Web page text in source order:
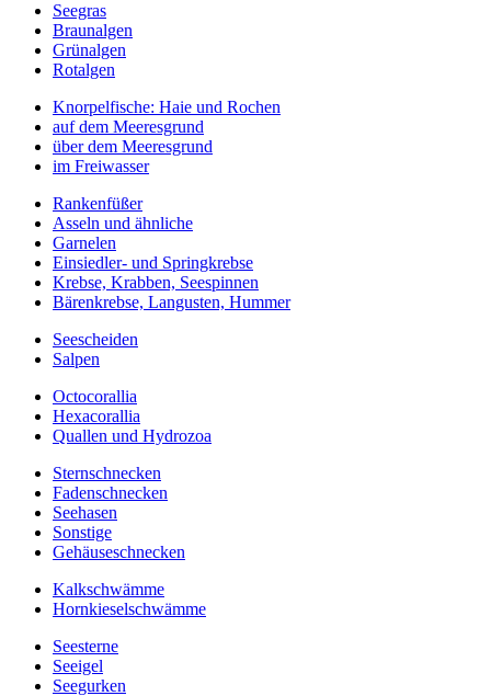
Seegras
Braunalgen
Grünalgen
Rotalgen
Knorpelfische: Haie und Rochen
auf dem Meeresgrund
über dem Meeresgrund
im Freiwasser
Rankenfüßer
Asseln und ähnliche
Garnelen
Einsiedler- und Springkrebse
Krebse, Krabben, Seespinnen
Bärenkrebse, Langusten, Hummer
Seescheiden
Salpen
Octocorallia
Hexacorallia
Quallen und Hydrozoa
Sternschnecken
Fadenschnecken
Seehasen
Sonstige
Gehäuseschnecken
Kalkschwämme
Hornkieselschwämme
Seesterne
Seeigel
Seegurken